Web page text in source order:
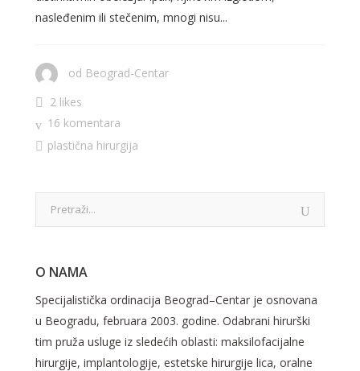
nasleđenim ili stečenim, mnogi nisu...
od Beograd-Centar
2 likes
16 komentara
plastična hirurgija
O NAMA
Specijalistička ordinacija Beograd–Centar je osnovana
u Beogradu, februara 2003. godine. Odabrani hirurški
tim pruža usluge iz sledećih oblasti: maksilofacijalne
hirurgije, implantologije, estetske hirurgije lica, oralne